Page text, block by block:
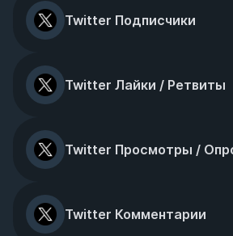
Twitter Подписчики
Twitter Лайки / Ретвиты
Twitter Просмотры /
Twitter Комментарии